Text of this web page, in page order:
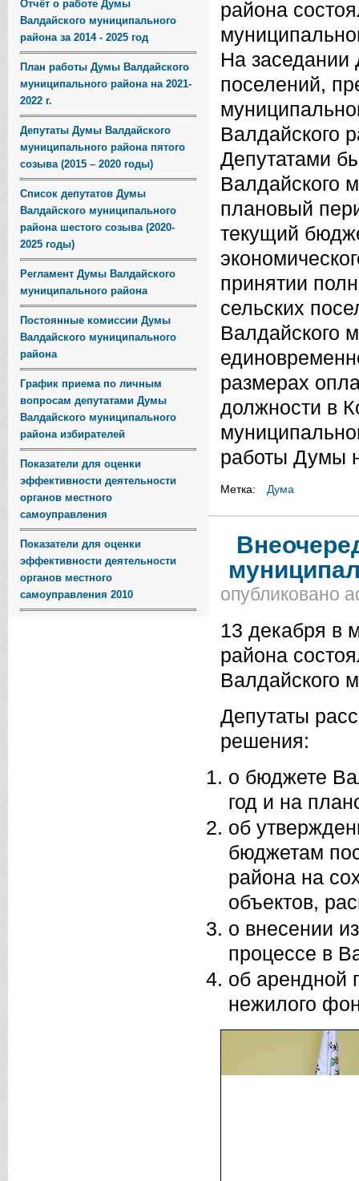
Отчёт о работе Думы
Валдайского муниципального
района за 2014 - 2025 год
План работы Думы Валдайского
муниципального района на 2021-
2022 г.
Депутаты Думы Валдайского
муниципального района пятого
созыва (2015 – 2020 годы)
Список депутатов Думы
Валдайского муниципального
района шестого созыва (2020-
2025 годы)
Регламент Думы Валдайского
муниципального района
Постоянные комиссии Думы
Валдайского муниципального
района
График приема по личным
вопросам депутатами Думы
Валдайского муниципального
района избирателей
Показатели для оценки
эффективности деятельности
органов местного
самоуправления
Показатели для оценки
эффективности деятельности
органов местного
самоуправления 2010
района
На заседании
поселений,
Валдайского
Депутатами
Валдайского
плановый
текущий
принятии
сельских
Валдайского
размерах
должности в
работы Думы
Метка: Дума
опубликовано
13 декабря в
района
Валдайского
Депутаты
решения:
о бюджете
год и на
об
бюджетам
района на
объектов,
о внесении
процессе в
об арендной
нежилого